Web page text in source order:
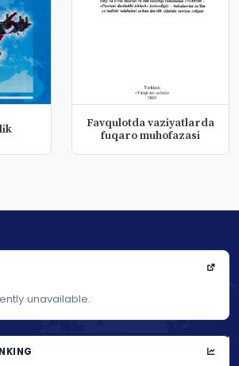
Favqulotda vaziyatlarda
fuqaro muhofazasi
unavailable.